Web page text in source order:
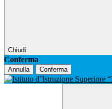
Chiudi
Conferma
Annulla Conferma